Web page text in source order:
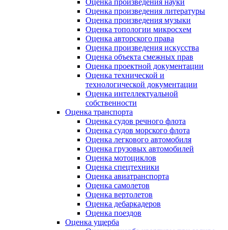
Оценка произведения науки
Оценка произведения литературы
Оценка произведения музыки
Оценка топологии микросхем
Оценка авторского права
Оценка произведения искусства
Оценка объекта смежных прав
Оценка проектной документации
Оценка технической и
технологической документации
Оценка интеллектуальной
собственности
Оценка транспорта
Оценка судов речного флота
Оценка судов морского флота
Оценка легкового автомобиля
Оценка грузовых автомобилей
Оценка мотоциклов
Оценка спецтехники
Оценка авиатранспорта
Оценка самолетов
Оценка вертолетов
Оценка дебаркадеров
Оценка поездов
Оценка ущерба